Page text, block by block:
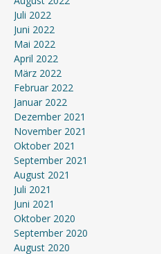
Juli 2022
Juni 2022
Mai 2022
April 2022
März 2022
Februar 2022
Januar 2022
Dezember 2021
November 2021
Oktober 2021
September 2021
August 2021
Juli 2021
Juni 2021
Oktober 2020
September 2020
August 2020